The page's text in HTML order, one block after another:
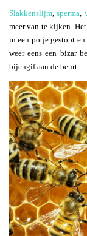
Slakkenslijm ,sperma
meer van te kijken.
in een potje gestopt
weer eens een bizar
bijengif aan de beurt.